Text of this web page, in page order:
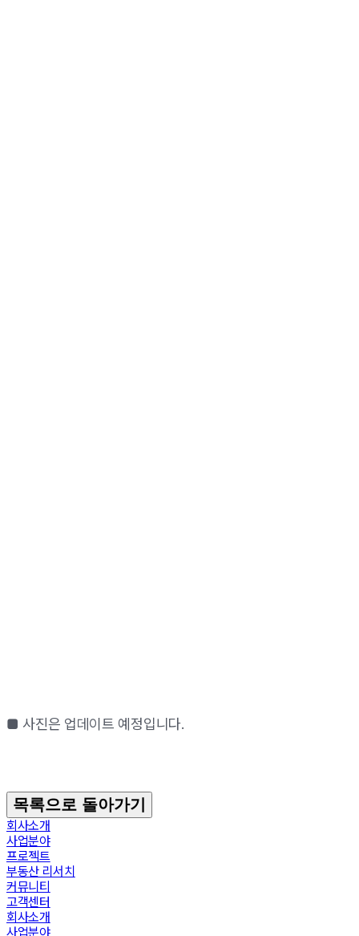
■ 사진은 업데이트 예정입니다.
목록으로 돌아가기
회사소개
사업분야
프로젝트
부동산 리서치
커뮤니티
고객센터
회사소개
사업분야